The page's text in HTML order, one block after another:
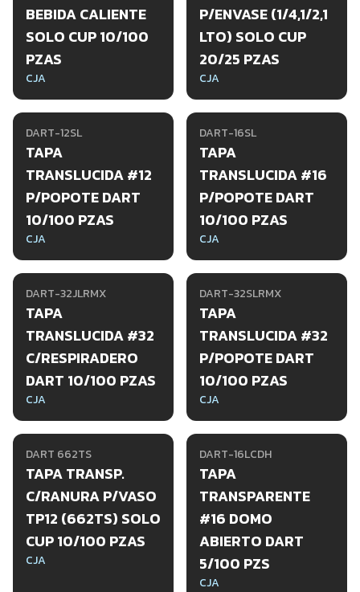
BEBIDA CALIENTE
SOLO CUP 10/100
PZAS
CJA
P/ENVASE (1/4,1/2,1
LTO) SOLO CUP
20/25 PZAS
CJA
DART-12SL
TAPA
TRANSLUCIDA #12
P/POPOTE DART
10/100 PZAS
CJA
DART-16SL
TAPA
TRANSLUCIDA #16
P/POPOTE DART
10/100 PZAS
CJA
DART-32JLRMX
TAPA
TRANSLUCIDA #32
C/RESPIRADERO
DART 10/100 PZAS
CJA
DART-32SLRMX
TAPA
TRANSLUCIDA #32
P/POPOTE DART
10/100 PZAS
CJA
DART 662TS
TAPA TRANSP.
C/RANURA P/VASO
TP12 (662TS) SOLO
CUP 10/100 PZAS
CJA
DART-16LCDH
TAPA
TRANSPARENTE
#16 DOMO
ABIERTO DART
5/100 PZS
CJA